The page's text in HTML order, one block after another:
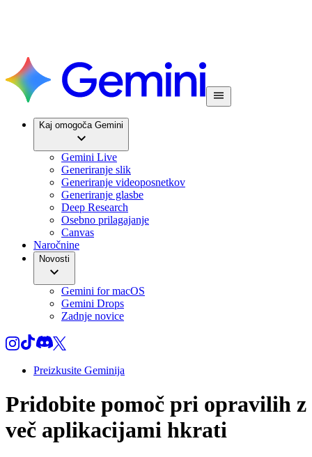
Kaj omogoča Gemini
Gemini Live
Generiranje slik
Generiranje videoposnetkov
Generiranje glasbe
Deep Research
Osebno prilagajanje
Canvas
Naročnine
Novosti
Gemini for macOS
Gemini Drops
Zadnje novice
Preizkusite Geminija
Pridobite pomoč pri opravilih z
več aplikacijami hkrati